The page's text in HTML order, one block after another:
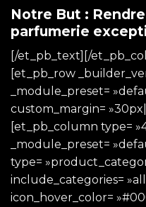
Notre But :
parfumerie
[/et_pb_text][/
[et_pb_row
_module_preset=
custom_margin=
[et_pb_column type=
_module_preset=
type=
include_categories=
icon_hover_color=